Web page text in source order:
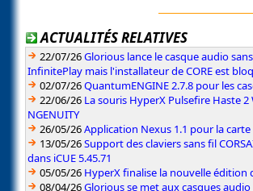
ACTUALITÉS RELATIVES
22/07/26Glorious lance le casque audio
InfinitePlay mais l'installateur de CORE est
02/07/26QuantumENGINE 2.7.8 pour les
22/06/26 La souris HyperX Pulsefire Haste
NGENUITY
26/05/26Application Nexus 1.1 pour la
13/05/26Support des claviers sans fil
dans iCUE 5.45.71
05/05/26 HyperX finalise la nouvelle édition
08/04/26Glorious se met aux casques audio